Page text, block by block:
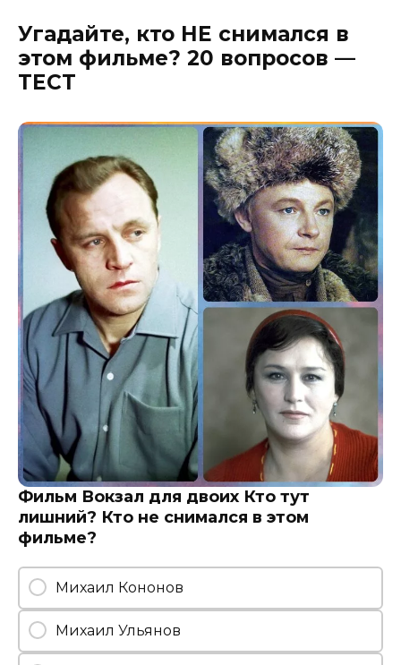
Угадайте, кто НЕ снимался в
этом фильме? 20 вопросов —
ТЕСТ
Фильм Вокзал для двоих Кто тут
лишний? Кто не снимался в этом
фильме?
Михаил Кононов
Михаил Ульянов